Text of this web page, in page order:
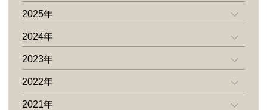
2025年
2024年
2023年
2022年
2021年